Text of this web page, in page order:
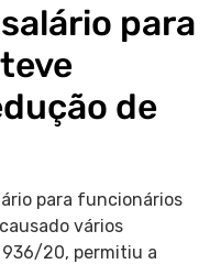
para
de
para funcionários
vários
20, permitiu a